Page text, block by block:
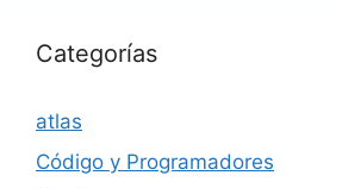
Categorías
atlas
Código y Programadores